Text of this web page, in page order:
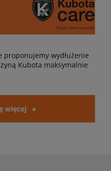
proponujemy wydłużenie
Kubota maksymalnie
więcej